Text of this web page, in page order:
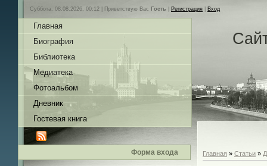
Суббота, 08.08.2026, 00:12 | Приветствую Вас Гость Регистрация Вход
Главная
Биография
Библиотека
Медиатека
Фотоальбом
Дневник
Гостевая книга
Форма входа Главная » Статьи »